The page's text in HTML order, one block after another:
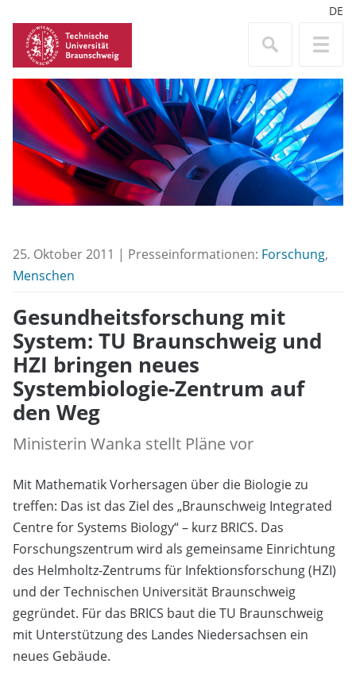
DE
25. Oktober 2011 | Presseinformationen: Forschung,
Menschen
Gesundheitsforschung mit
System: TU Braunschweig und
HZI bringen neues
Systembiologie-Zentrum auf
den Weg
Ministerin Wanka stellt Pläne vor
Mit Mathematik Vorhersagen über die Biologie zu
treffen: Das ist das Ziel des „Braunschweig Integrated
Centre for Systems Biology“ – kurz BRICS. Das
Forschungszentrum wird als gemeinsame Einrichtung
des Helmholtz-Zentrums für Infektionsforschung (HZI)
und der Technischen Universität Braunschweig
gegründet. Für das BRICS baut die TU Braunschweig
mit Unterstützung des Landes Niedersachsen ein
neues Gebäude.